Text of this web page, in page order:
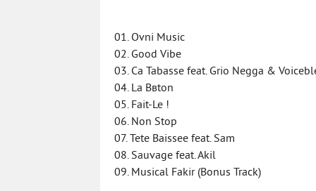
01. Ovni Music
02. Good Vibe
03. Ca Tabasse feat. Grio Negga &
04. La Bвton
05. Fait-Le !
06. Non Stop
07. Tete Baissee feat. Sam
08. Sauvage feat. Akil
09. Musical Fakir (Bonus Track)